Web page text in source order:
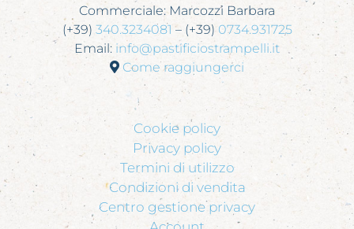
Commerciale: Marcozzi Barbara
(+39) 340.3234081 – (+39) 0734.931725
Email: info@pastificiostrampelli.it
Come raggiungerci
Cookie policy
Privacy policy
Termini di utilizzo
Condizioni di vendita
Centro gestione privacy